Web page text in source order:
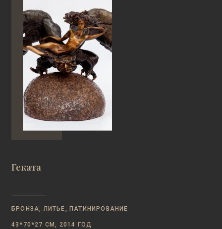
Геката
БРОНЗА, ЛИТЬЕ, ПАТИНИРОВАНИЕ
43*70*27 СМ, 2014 ГОД